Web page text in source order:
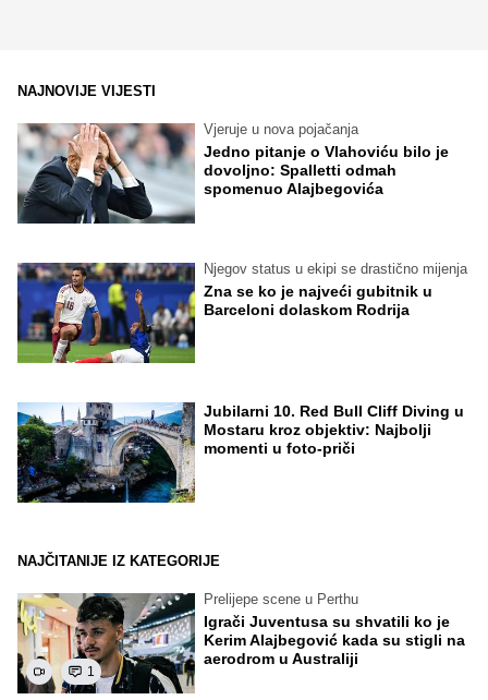
NAJNOVIJE VIJESTI
Vjeruje u nova pojačanja
Jedno pitanje o Vlahoviću bilo je
dovoljno: Spalletti odmah
spomenuo Alajbegovića
Njegov status u ekipi se drastično mijenja
Zna se ko je najveći gubitnik u
Barceloni dolaskom Rodrija
Jubilarni 10. Red Bull Cliff Diving u
Mostaru kroz objektiv: Najbolji
momenti u foto-priči
NAJČITANIJE IZ KATEGORIJE
1
Prelijepe scene u Perthu
Igrači Juventusa su shvatili ko je
Kerim Alajbegović kada su stigli na
aerodrom u Australiji